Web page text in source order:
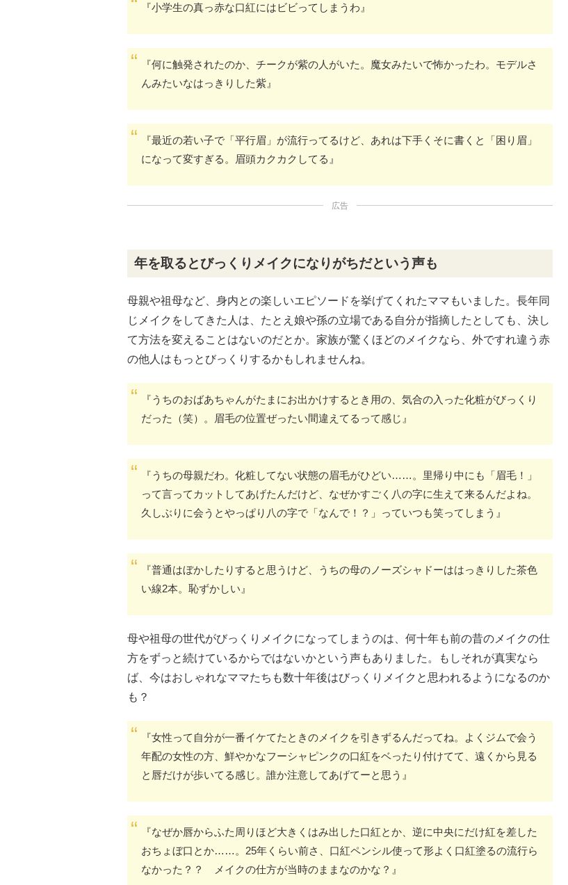
『小学生の真っ赤な口紅にはビビってしまうわ』
『何に触発されたのか、チークが紫の人がいた。魔女みたいで怖かったわ。モデルさ
んみたいなはっきりした紫』
『最近の若い子で「平行眉」が流行ってるけど、あれは下手くそに書くと「困り眉」
になって変すぎる。眉頭カクカクしてる』
広告
年を取るとびっくりメイクになりがちだという声も
母親や祖母など、身内との楽しいエピソードを挙げてくれたママもいました。長年同
じメイクをしてきた人は、たとえ娘や孫の立場である自分が指摘したとしても、決し
て方法を変えることはないのだとか。家族が驚くほどのメイクなら、外ですれ違う赤
の他人はもっとびっくりするかもしれませんね。
『うちのおばあちゃんがたまにお出かけするとき用の、気合の入った化粧がびっくり
だった（笑）。眉毛の位置ぜったい間違えてるって感じ』
『うちの母親だわ。化粧してない状態の眉毛がひどい……。里帰り中にも「眉毛！」
って言ってカットしてあげたんだけど、なぜかすごく八の字に生えて来るんだよね。
久しぶりに会うとやっぱり八の字で「なんで！？」っていつも笑ってしまう』
『普通はぼかしたりすると思うけど、うちの母のノーズシャドーははっきりした茶色
い線2本。恥ずかしい』
母や祖母の世代がびっくりメイクになってしまうのは、何十年も前の昔のメイクの仕
方をずっと続けているからではないかという声もありました。もしそれが真実なら
ば、今はおしゃれなママたちも数十年後はびっくりメイクと思われるようになるのか
も？
『女性って自分が一番イケてたときのメイクを引きずるんだってね。よくジムで会う
年配の女性の方、鮮やかなフーシャピンクの口紅をベったり付けてて、遠くから見る
と唇だけが歩いてる感じ。誰か注意してあげてーと思う』
『なぜか唇からふた周りほど大きくはみ出した口紅とか、逆に中央にだけ紅を差した
おちょぼ口とか……。25年くらい前さ、口紅ペンシル使って形よく口紅塗るの流行ら
なかった？？ メイクの仕方が当時のままなのかな？』